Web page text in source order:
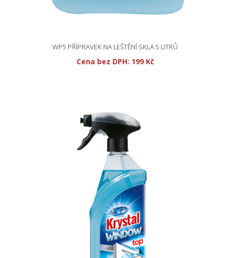
WP5 PŘÍPRAVEK NA LEŠTĚNÍ SKLA 5 LITRŮ
Cena bez DPH: 199 Kč